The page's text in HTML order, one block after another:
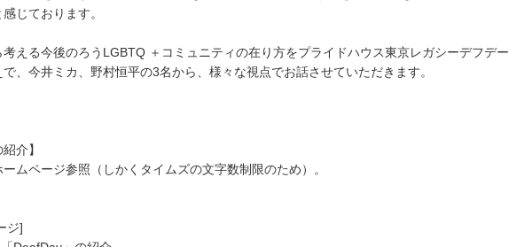
じております。
える今後のろうLGBTQ ＋コミュニティの在り方をプライドハウス東京レガシーデフデー
、今井ミカ、野村恒平の3名から、様々な視点でお話させていただきます。
介】
ムページ参照（しかくタイムズの文字数制限のため）。
ジ]